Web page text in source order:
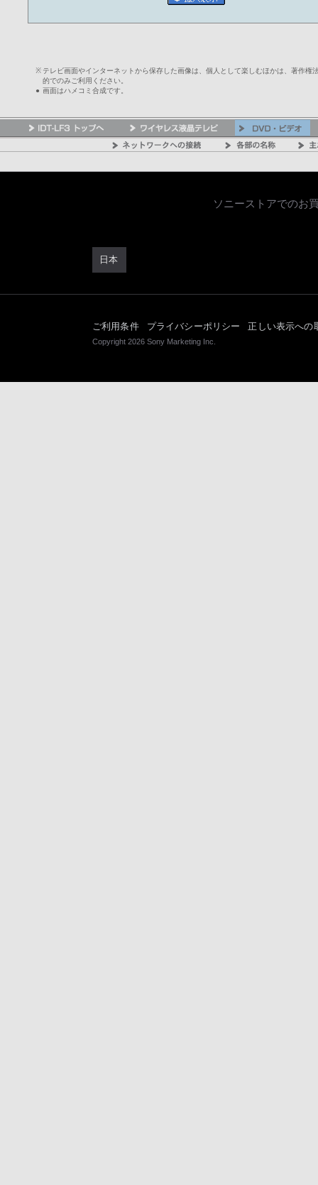
※ テレビ画面やインターネットから保存した画像は、個人として楽しむほかは、著作権
的でのみご利用ください。
● 画面はハメコミ合成です。
ソニーストアでのお
日本
ご利用条件 プライバシーポリシー 正しい表示への
Copyright 2026 Sony Marketing Inc.